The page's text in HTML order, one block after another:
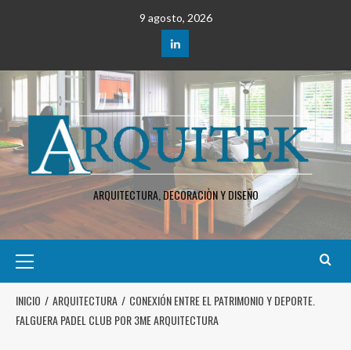
9 agosto, 2026
ARQUITECTURA, DECORACIÒN Y DISEÑO
INICIO ARQUITECTURA
CONEXIÓN ENTRE EL PATRIMONIO Y DEPORTE.
FALGUERA PADEL CLUB POR 3ME ARQUITECTURA